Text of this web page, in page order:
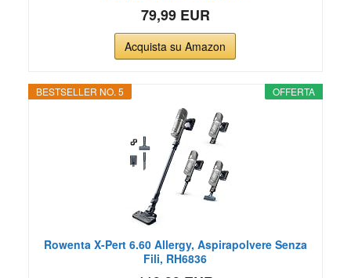
79,99 EUR
Acquista su Amazon
OFFERTA
BESTSELLER NO. 5
Rowenta X-Pert 6.60 Allergy, Aspirapolvere Senza
Fili, RH6836